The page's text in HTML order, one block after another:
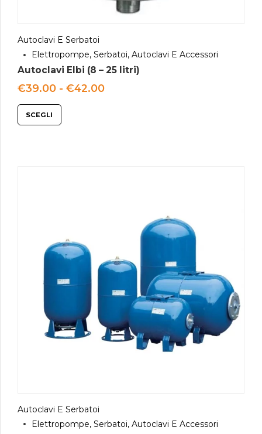
Autoclavi E Serbatoi
Elettropompe, Serbatoi, Autoclavi E Accessori
Autoclavi Elbi (8 – 25 litri)
€39.00 - €42.00Fascia
SCEGLI
Autoclavi E Serbatoi
Elettropompe, Serbatoi, Autoclavi E Accessori